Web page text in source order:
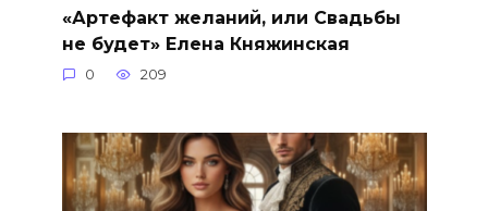
«Артефакт желаний, или Свадьбы
не будет» Елена Княжинская
0 209